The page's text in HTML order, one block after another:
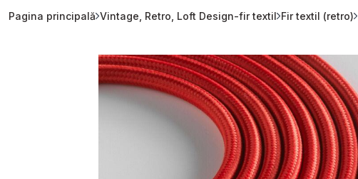
Pagina principală Vintage, Retro, Loft Design-fir textil Fir textil (retro)